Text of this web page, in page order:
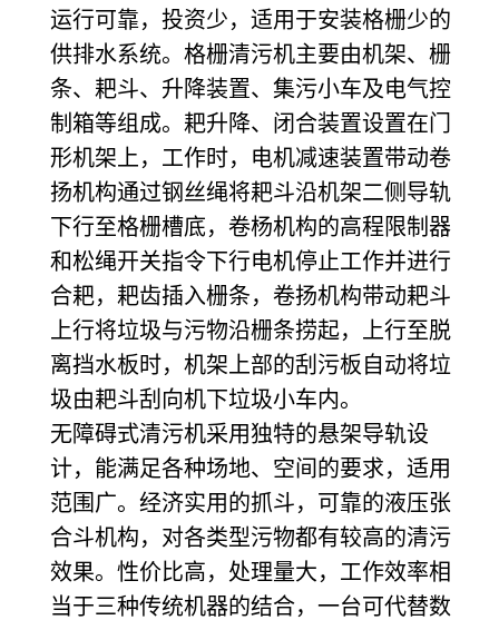
运行可靠，投资少，适用于安装格栅少的
供排水系统。格栅清污机主要由机架、栅
条、耙斗、升降装置、集污小车及电气控
制箱等组成。耙升降、闭合装置设置在门
形机架上，工作时，电机减速装置带动卷
扬机构通过钢丝绳将耙斗沿机架二侧导轨
下行至格栅槽底，卷杨机构的高程限制器
和松绳开关指令下行电机停止工作并进行
合耙，耙齿插入栅条，卷扬机构带动耙斗
上行将垃圾与污物沿栅条捞起，上行至脱
离挡水板时，机架上部的刮污板自动将垃
圾由耙斗刮向机下垃圾小车内。
无障碍式清污机采用独特的悬架导轨设
计，能满足各种场地、空间的要求，适用
范围广。经济实用的抓斗，可靠的液压张
合斗机构，对各类型污物都有较高的清污
效果。性价比高，处理量大，工作效率相
当于三种传统机器的结合，一台可代替数